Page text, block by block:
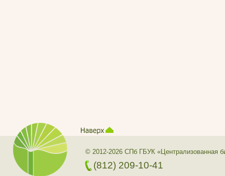
© 2012-2026 СПб ГБУК «Централизованная
(812) 209-10-41